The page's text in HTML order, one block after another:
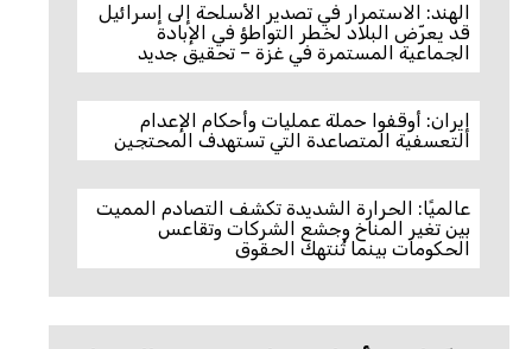
الهند: الاستمرار في تصدير الأسلحة إلى إسرائيل
قد يعرّض البلاد لخطر التواطؤ في الإبادة
الجماعية المستمرة في غزة – تحقيق جديد
إيران: أوقفوا حملة عمليات وأحكام الإعدام
التعسفية المتصاعدة التي تستهدف المحتجين
عالميًا: الحرارة الشديدة تكشف التصادم المميت
بين تغير المناخ وجشع الشركات وتقاعس
الحكومات بينما تُنتهك الحقوق